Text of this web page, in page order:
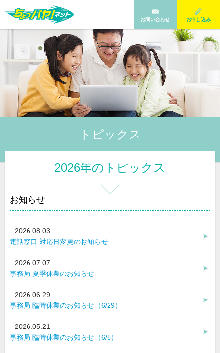
お問い合わせ お申し込み
トピックス
2026年のトピックス
お知らせ
2026.08.03
電話窓口 対応日変更のお知らせ
2026.07.07
事務局 夏季休業のお知らせ
2026.06.29
事務局 臨時休業のお知らせ（6/29）
2026.05.21
事務局 臨時休業のお知らせ（6/5）